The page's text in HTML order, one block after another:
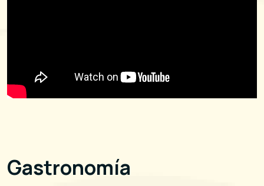
Gastronomía